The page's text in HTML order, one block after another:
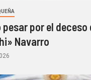
por el deceso
Navarro